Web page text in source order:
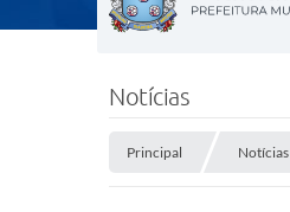
Notícias
Principal Notícias